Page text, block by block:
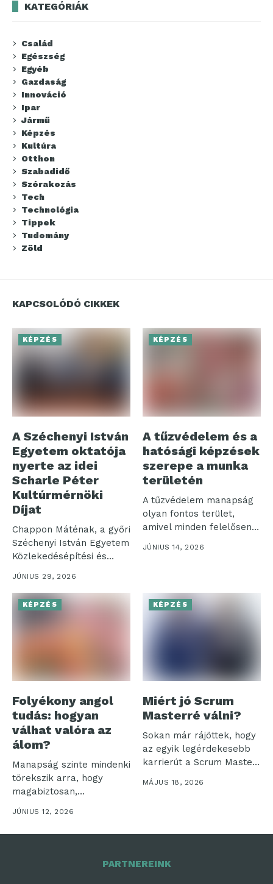
KATEGÓRIÁK
Család
Egészség
Egyéb
Gazdaság
Innováció
Ipar
Jármű
Képzés
Kultúra
Otthon
Szabadidő
Szórakozás
Tech
Technológia
Tippek
Tudomány
Zöld
KAPCSOLÓDÓ CIKKEK
KÉPZÉS
A Széchenyi István
Egyetem oktatója
nyerte az idei
Scharle Péter
Kultúrmérnöki
Díjat
Chappon Máténak, a győri
Széchenyi István Egyetem
Közlekedésépítési és
Vízmérnöki Tanszéke
oktatójának...
JÚNIUS 29, 2026
KÉPZÉS
A tűzvédelem és a
hatósági képzések
szerepe a munka
területén
A tűzvédelem manapság
olyan fontos terület,
amivel minden felelősen
működő vállalkozásnak
foglalkoznia...
JÚNIUS 14, 2026
KÉPZÉS
Folyékony angol
tudás: hogyan
válhat valóra az
álom?
Manapság szinte mindenki
törekszik arra, hogy
magabiztosan,
természetesen beszéljen
angolul. Azonban
gyakran...
JÚNIUS 12, 2026
KÉPZÉS
Miért jó Scrum
Masterré válni?
Sokan már rájöttek, hogy
az egyik legérdekesebb
karrierút a Scrum Master
szerep...
MÁJUS 18, 2026
PARTNEREINK